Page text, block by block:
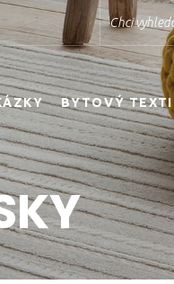
Chci
BYTOVÝ